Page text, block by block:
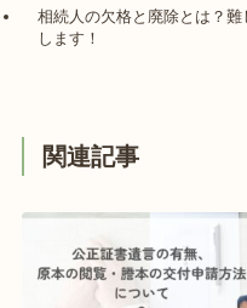
相続人の欠格と廃除とは？
します！
関連記事